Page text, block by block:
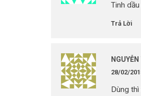
Tinh
Trả Lời
28/02/
Dùng